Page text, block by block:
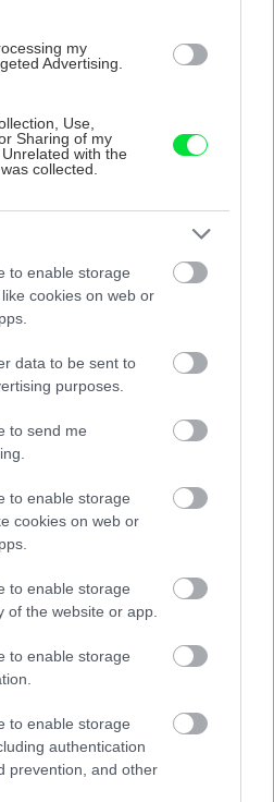
my
Advertising.
Use,
Sharing of my
with the
collected.
to enable storage
cookies on web or
data to be sent to
purposes.
to send me
to enable storage
cookies on web or
to enable storage
of the website or app.
to enable storage
to enable storage
authentication
prevention, and other
difúzny prípravok na
mramoru, žuly,
a pod. pred grafitmi,
ochrany. Bez obsahu
ako zdraviu
životné
alebo
4 a 15 l
67,60 €, 15 l – 216,30 €